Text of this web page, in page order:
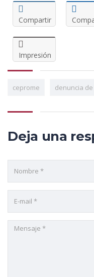
Compartir
Impresión
ceprome denuncia
Deja una